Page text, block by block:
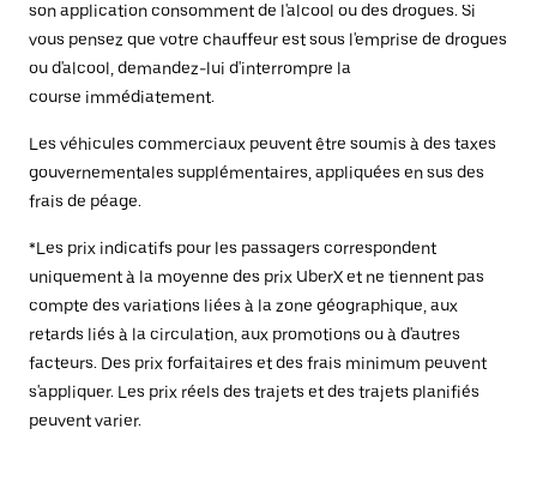
son application consomment de l'alcool ou des drogues. Si
vous pensez que votre chauffeur est sous l'emprise de drogues
ou d'alcool, demandez-lui d'interrompre la
course immédiatement.
Les véhicules commerciaux peuvent être soumis à des taxes
gouvernementales supplémentaires, appliquées en sus des
frais de péage.
*Les prix indicatifs pour les passagers correspondent
uniquement à la moyenne des prix UberX et ne tiennent pas
compte des variations liées à la zone géographique, aux
retards liés à la circulation, aux promotions ou à d'autres
facteurs. Des prix forfaitaires et des frais minimum peuvent
s'appliquer. Les prix réels des trajets et des trajets planifiés
peuvent varier.